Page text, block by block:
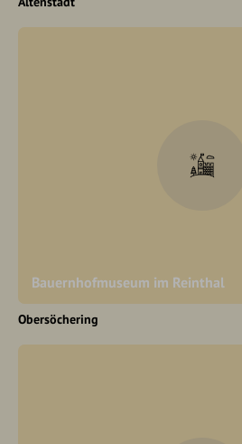
Bauernhofmuseum im Reinthal
Obersöchering